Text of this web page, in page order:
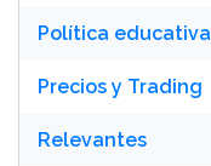
Política educativa
Precios y Trading
Relevantes